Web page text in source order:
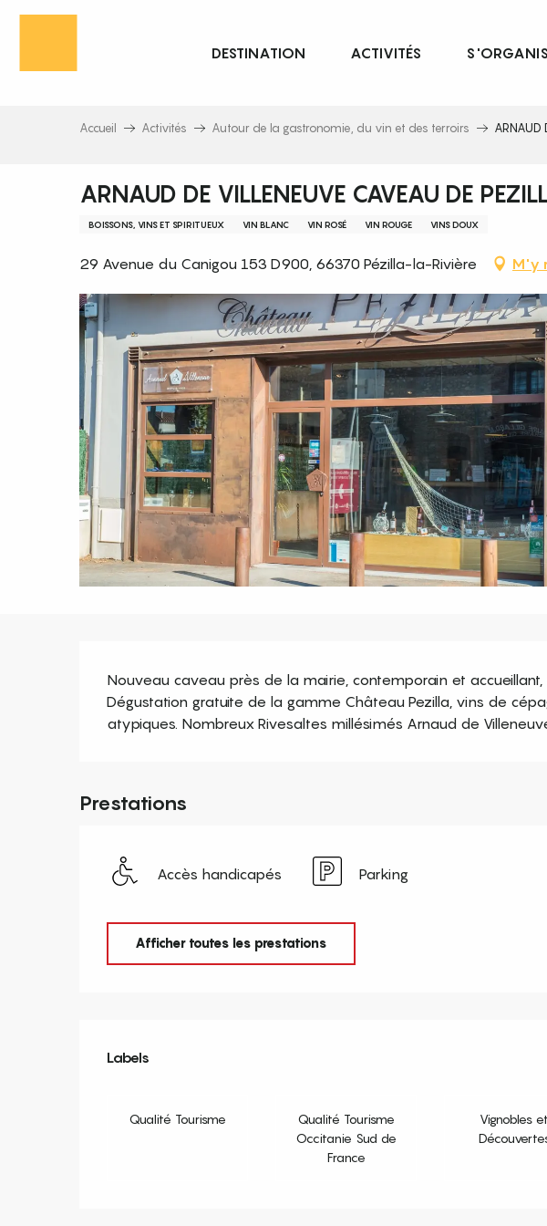
Aller
principal
DESTINATION ACTIVITÉS
Accueil Activités Autour de la gastronomie, du vin et des terroirs ARNAUD
ARNAUD DE VILLENEUVE CAVEAU DE
BOISSONS, VINS ET SPIRITUEUX VIN BLANC VIN ROSÉ VIN ROUGE VINS DOUX
29 Avenue du Canigou 153 D900, 66370 Pézilla-la-Rivière M'y
Description
Nouveau caveau près de la mairie, contemporain et
Dégustation gratuite de la gamme Château Pezilla, vins de
atypiques. Nombreux Rivesaltes millésimés Arnaud de
Prestations
Accès handicapés Parking
Afficher toutes les prestations
Labels
Labels
Qualité Tourisme
Qualité Tourisme
Occitanie Sud de
France
Vignobles et